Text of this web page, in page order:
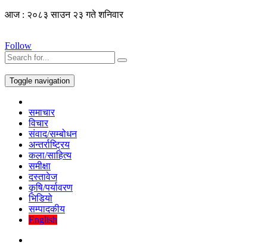
आज : २०८३ साउन २३ गते शनिवार
Follow
Toggle navigation
समाचार
विचार
संवाद/सम्बोधन
अन्तर्राष्ट्रिय
कला/साहित्य
समीक्षा
दस्तावेज
कृषि/पर्यावरण
भिडियो
सम्पादकीय
English